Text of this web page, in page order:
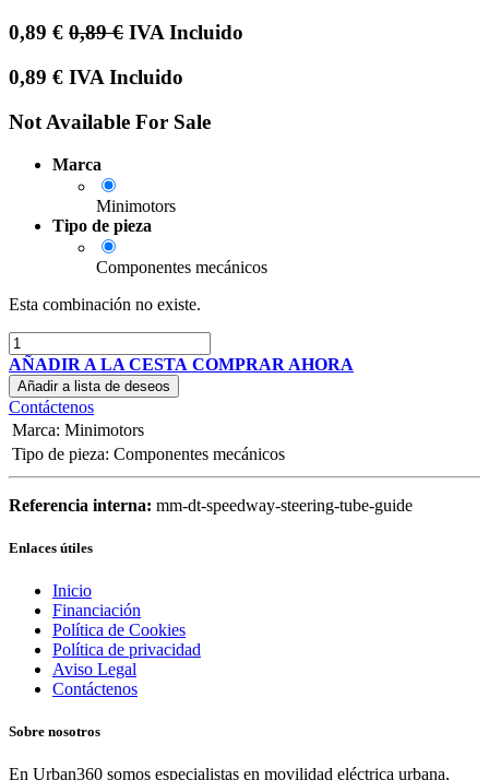
0,89 € 0,89€ IVA Incluido
0,89 € IVA Incluido
Not Available For Sale
Marca
Minimotors
Tipo de pieza
Componentes mecánicos
Esta combinación no existe.
AÑADIR A LA CESTA COMPRAR AHORA
Añadir a lista de deseos
Contáctenos
Marca: Minimotors
Tipo de pieza: Componentes mecánicos
Referencia interna: mm-dt-speedway-steering-tube-guide
Enlaces útiles
Inicio
Financiación
Política de Cookies
Política de privacidad
Aviso Legal
Contáctenos
Sobre nosotros
En Urban360 somos especialistas en movilidad eléctrica urbana,